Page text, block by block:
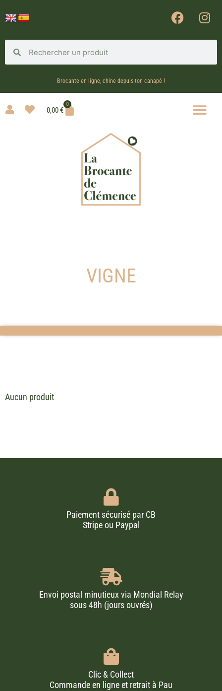
Brocante en ligne, chine depuis ton canapé !
0,00€
0
VIGNE
Aucun produit
Paiement sécurisé par CB
Stripe ou Paypal
Envoi postal minutieux via Mondial Relay
sous 48h (jours ouvrés)
Clic & Collect
Commande en ligne et retrait à Pau